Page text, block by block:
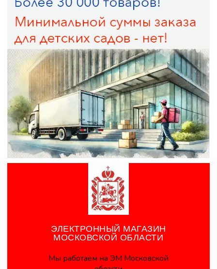
ЭЛЕКТРОННЫЙ МАГАЗИН
МОСКОВСКОЙ ОБЛАСТИ
Мы работаем на ЭМ Московской